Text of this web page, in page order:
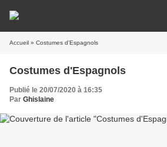
Accueil » Costumes d'Espagnols
Costumes d'Espagnols
Publié le 20/07/2020 à 16:35
Par Ghislaine